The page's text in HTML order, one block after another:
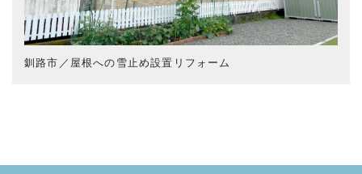
釧路市／屋根への雪止め設置リフォーム